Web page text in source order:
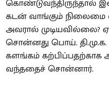
கொண்டுவந்திருந்தால்
கடன் வாங்கும் நிலைமை
அவரால்
சொன்னது பொய். தி.மு.க.
களங்கம் கற்பிப்பதற்காக
வந்ததைச் சொன்னார்.